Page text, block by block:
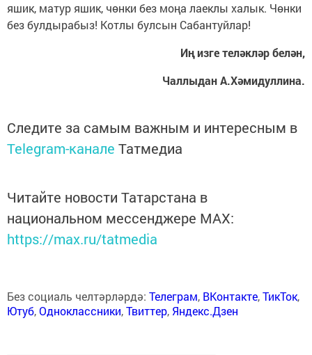
яшик, матур яшик, чөнки без моңа лаеклы халык. Чөнки
без булдырабыз! Котлы булсын Сабантуйлар!
Иң изге теләкләр белән,
Чаллыдан А.Хәмидуллина.
Следите за самым важным и интересным в
Telegram-канале Татмедиа
Читайте новости Татарстана в
национальном мессенджере MАХ:
https://max.ru/tatmedia
Без социаль челтәрләрдә: Телеграм, ВКонтакте,ТикТок,
Ютуб,Одноклассники,Твиттер, Яндекс.Дзен